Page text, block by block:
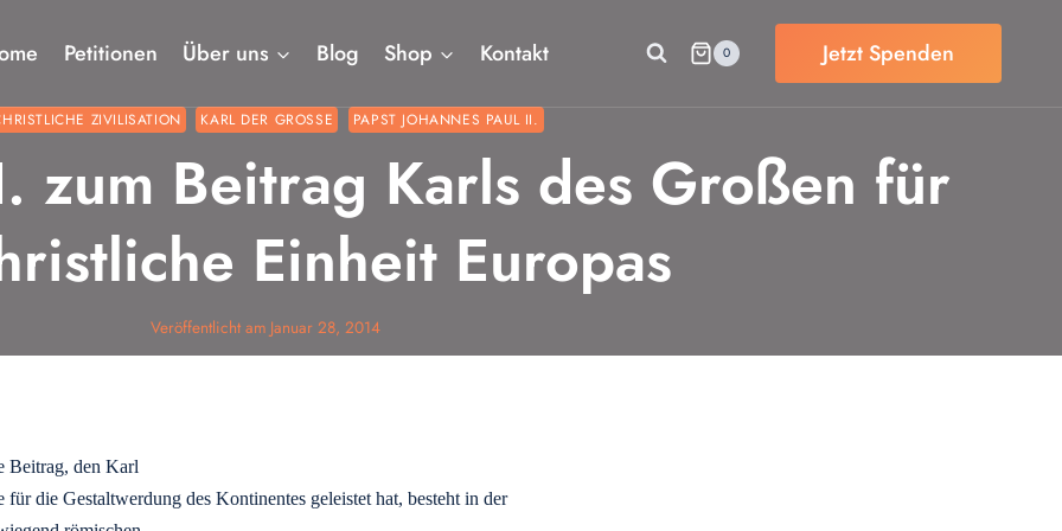
Petitionen Über uns Blog Shop Kontakt 0 Jetzt Spenden
ZIVILISATION KARL DER GROSSE PAPST JOHANNES PAUL II.
zum Beitrag Karls des Großen für
Einheit Europas
Veröffentlicht am Januar 28, 2014
Beitrag, den Karl
für die Gestaltwerdung des Kontinentes geleistet hat, besteht in der